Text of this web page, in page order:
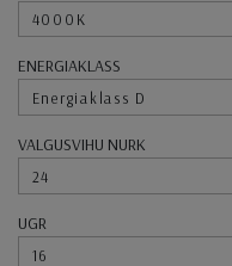
4000K
ENERGIAKLASS
Energiaklass D
VALGUSVIHU NURK
24
UGR
16